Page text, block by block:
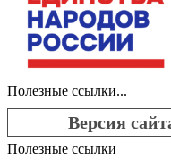
Полезные ссылки...
Версия
Полезные ссылки